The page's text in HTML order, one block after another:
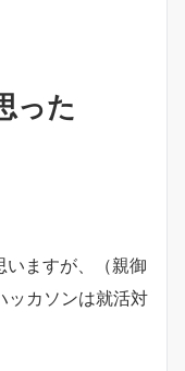
った
いますが、（親御
ッカソンは就活対